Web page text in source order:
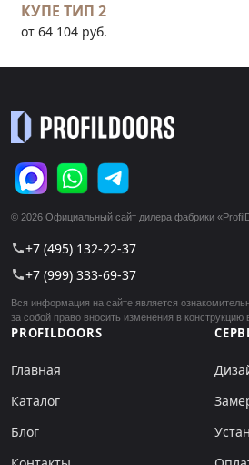
КУПЕ ТИП 2
от 64 104 руб.
© 2026 Официальный сайт дилера фабрики
call+7 (495) 132-22-37
call+7 (999) 333-69-37
Вся информация на сайте является
за собой право вносить изменения в конструкцию
PROFILDOORS
Главная
Каталог
Блог